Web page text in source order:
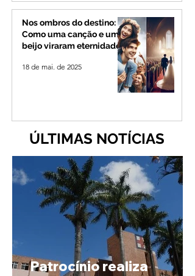
Nos ombros do destino:
Como uma canção e um
beijo viraram eternidade
18 de mai. de 2025
ÚLTIMAS NOTÍCIAS
Patrocínio realiza